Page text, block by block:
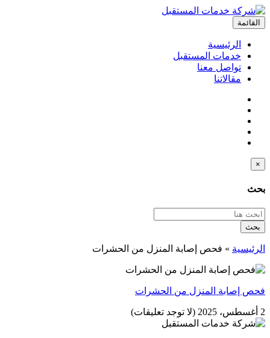
القائمة
الرئيسية
خدمات المستقبل
تواصل معنا
مقالاتنا
×
بحث
بحث
الرئيسية » فحص إصابة المنزل من الحشرات
فحص إصابة المنزل من الحشرات
2 أغسطس، 2025 (لا توجد تعليقات)